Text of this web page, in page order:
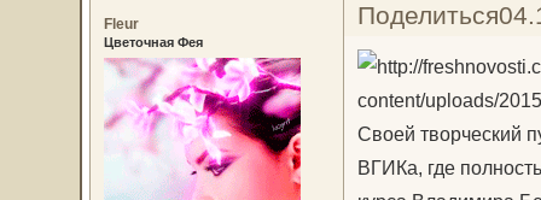
Поделиться
Fleur
Цветочная Фея
Своей творческий
ВГИКа, где